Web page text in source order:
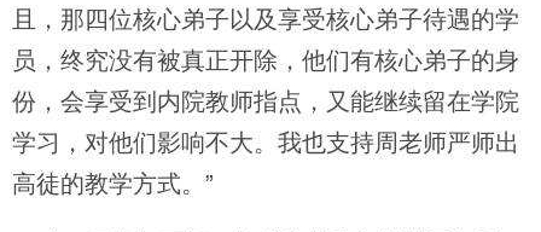
且，那四位核心弟子以及享受核心弟子待遇的学
员，终究没有被真正开除，他们有核心弟子的身
份，会享受到内院教师指点，又能继续留在学院
学习，对他们影响不大。我也支持周老师严师出
高徒的教学方式。”